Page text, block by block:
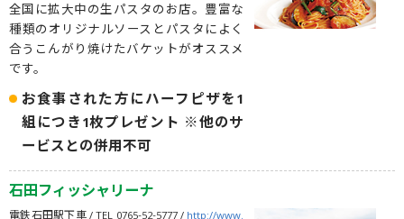
全国に拡大中の生パスタのお店。豊富な
種類のオリジナルソースとパスタによく
合うこんがり焼けたバケットがオススメ
です。
お食事された方にハーフピザを1
組につき1枚プレゼント ※他のサ
ービスとの併用不可
石田フィッシャリーナ